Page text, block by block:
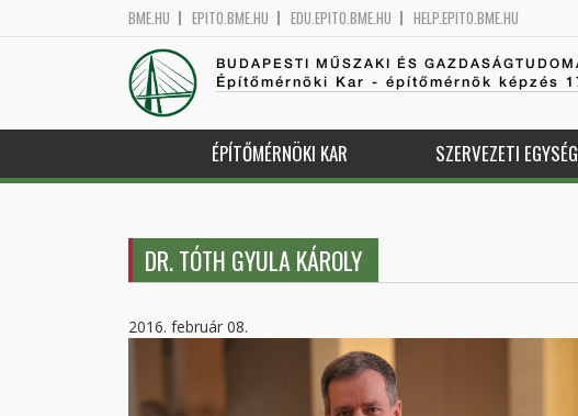
BME.HU EPITO.BME.HU EDU.EPITO.BME.HU HELP.EPITO.BME.HU
BUDAPESTI MŰSZAKI ÉS
Építőmérnöki Kar - építőmérnök képzés
ÉPÍTŐMÉRNÖKI KAR SZERVEZETI
DR. TÓTH GYULA KÁROLY
2016. február 08.